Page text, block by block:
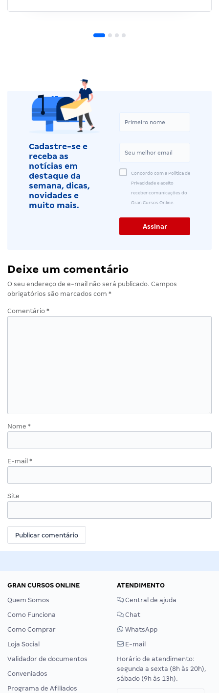
Cadastre-se e
receba as
notícias em
destaque da
semana, dicas,
novidades e
muito mais.
Concordo com a Política de
Privacidade e aceito
receber comunicações do
Gran Cursos Online.
Deixe um comentário
O seu endereço de e-mail não será publicado. Campos
obrigatórios são marcados com *
Comentário *
Nome *
E-mail *
Site
GRAN CURSOS ONLINE
Quem Somos
Como Funciona
Como Comprar
Loja Social
Validador de documentos
Conveniados
Programa de Afiliados
ATENDIMENTO
Central de ajuda
Chat
WhatsApp
E-mail
Horário de atendimento:
segunda a sexta (8h às 20h),
sábado (9h às 13h).